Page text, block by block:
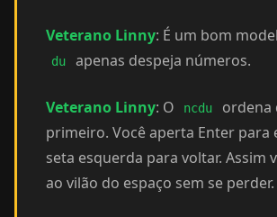
Veterano Linny: É um bom
du apenas despeja números.
Veterano Linny: O ncdu
ordena
primeiro. Você aperta Enter para
seta esquerda para voltar. Assim
ao vilão do espaço sem se perder.